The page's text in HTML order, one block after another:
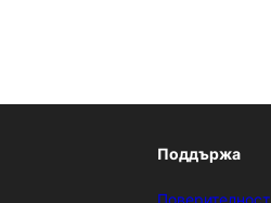
Поддържа
Поверителност